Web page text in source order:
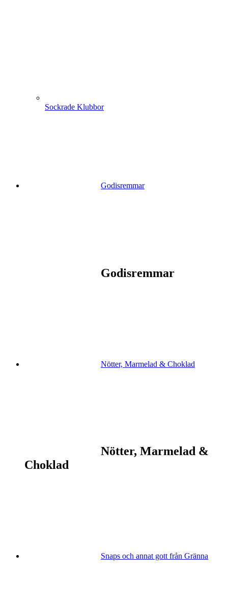
Sockrade Klubbor
Godisremmar
Godisremmar
Nötter, Marmelad & Choklad
Nötter, Marmelad &
Choklad
Snaps och annat gott från Gränna